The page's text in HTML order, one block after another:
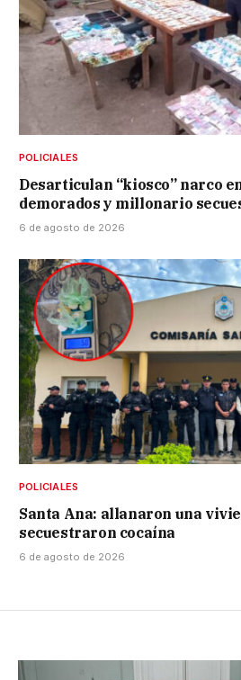
POLICIALES
Desarticulan “kiosco” narco
demorados y millonario
6 de agosto de 2026
POLICIALES
Santa Ana: allanaron una
secuestraron cocaína
6 de agosto de 2026